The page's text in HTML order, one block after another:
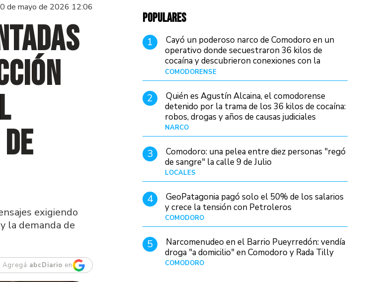
de mayo de 2026 12:06
exigiendo
la demanda de
Agregá abcDiario en
POPULARES
1
Cayó un poderoso narco de Comodoro en un
operativo donde secuestraron 36 kilos de
cocaína y descubrieron conexiones con la
Patagonia
COMODORENSE
2
Quién es Agustín Alcaina, el comodorense
detenido por la trama de los 36 kilos de cocaína:
robos, drogas y años de causas judiciales
NARCO
3
Comodoro: una pelea entre diez personas "regó
de sangre" la calle 9 de Julio
LOCALES
4
GeoPatagonia pagó solo el 50% de los salarios
y crece la tensión con Petroleros
COMODORO
5
Narcomenudeo en el Barrio Pueyrredón: vendía
droga "a domicilio" en Comodoro y Rada Tilly
COMODORO